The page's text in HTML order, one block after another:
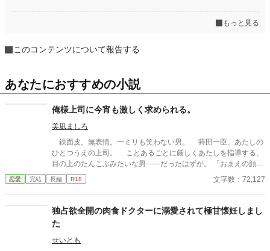
もっと見る
このコンテンツについて報告する
あなたにおすすめの小説
俺様上司に今宵も激しく求められる。
美凪ましろ
鉄面皮。無表情。一ミリも笑わない男。 蒔田一臣、あたしの
ひとつうえの上司。 ことあるごとに厳しくあたしを指導する、
目の上のたんこぶみたいな男――だったはずが。 「おまえの顔、
えっろい」 神様仏様どうしてあたしはこの男に今宵も激しく愛
しこまれているのでしょう。 ――2000年代初頭、IT系企業で懸
2start～2026.01.17end＊＊ ◆エブリスタ様にも掲載。人気沸騰
中です！ https://estar.jp/novels/26513389
恋愛 完結 長編 R18 文字数：72,127
独占欲全開の肉食ドクターに溺愛されて極甘懐妊しまし
た
せいとも